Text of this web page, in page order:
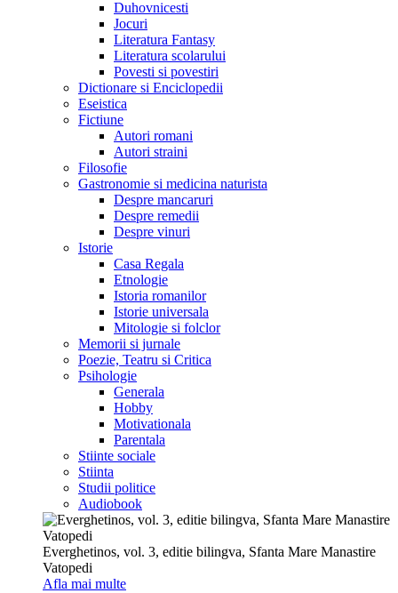
Duhovnicesti
Jocuri
Literatura Fantasy
Literatura scolarului
Povesti si povestiri
Dictionare si Enciclopedii
Eseistica
Fictiune
Autori romani
Autori straini
Filosofie
Gastronomie si medicina naturista
Despre mancaruri
Despre remedii
Despre vinuri
Istorie
Casa Regala
Etnologie
Istoria romanilor
Istorie universala
Mitologie si folclor
Memorii si jurnale
Poezie, Teatru si Critica
Psihologie
Generala
Hobby
Motivationala
Parentala
Stiinte sociale
Stiinta
Studii politice
Audiobook
Everghetinos, vol. 3, editie bilingva, Sfanta Mare Manastire
Vatopedi
Afla mai multe